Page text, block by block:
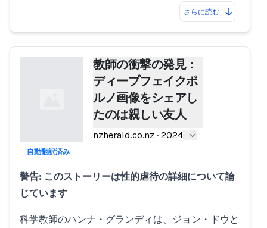
さらに読む
教師の衝撃の発見：
ディープフェイクポ
ルノ画像をシェアし
たのは親しい友人
nzherald.co.nz · 2024
自動翻訳済み
警告: このストーリーは性的虐待の詳細について論
じています
科学教師のハンナ・グランディは、ジョン・ドウと